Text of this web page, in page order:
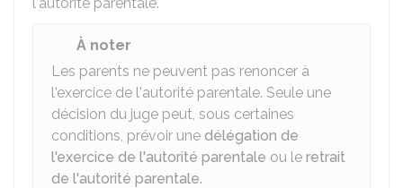
À noter
Les parents ne peuvent pas renoncer à
l'exercice de l'autorité parentale. Seule une
décision du juge peut, sous certaines
conditions, prévoir une délégation de
l'exercice de l'autorité parentale ou le retrait
de l'autorité parentale.